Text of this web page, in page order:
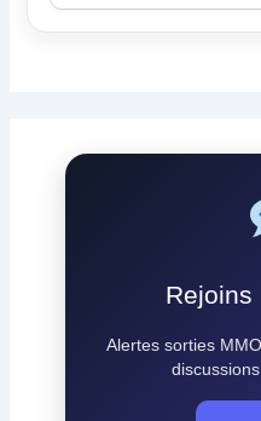
Rejoins
Alertes sorties